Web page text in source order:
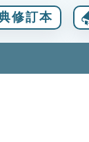
修訂本